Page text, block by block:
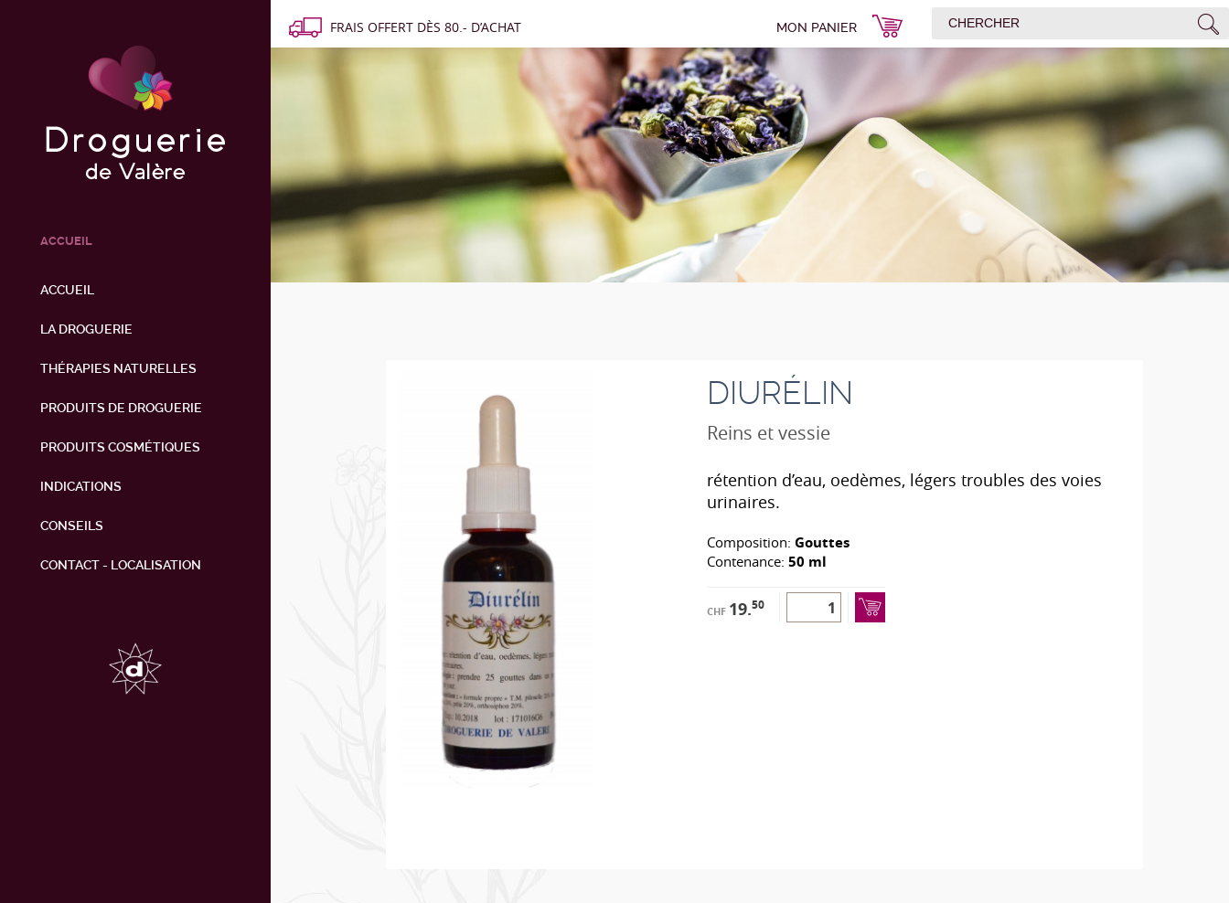
ACCUEIL
ACCUEIL
LA DROGUERIE
THÉRAPIES NATURELLES
PRODUITS DE DROGUERIE
PRODUITS COSMÉTIQUES
INDICATIONS
CONSEILS
CONTACT - LOCALISATION
FRAIS OFFERT DÈS 80.- D’ACHAT MON PANIER
DIURÉLIN
Reins et vessie
rétention d’eau, oedèmes, légers troubles des voies
urinaires.
Composition: Gouttes
Contenance: 50 ml
CHF 19.50